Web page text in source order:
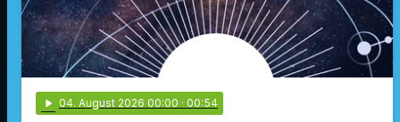
play_arrow 04. August 2026 00:00 · 00:54